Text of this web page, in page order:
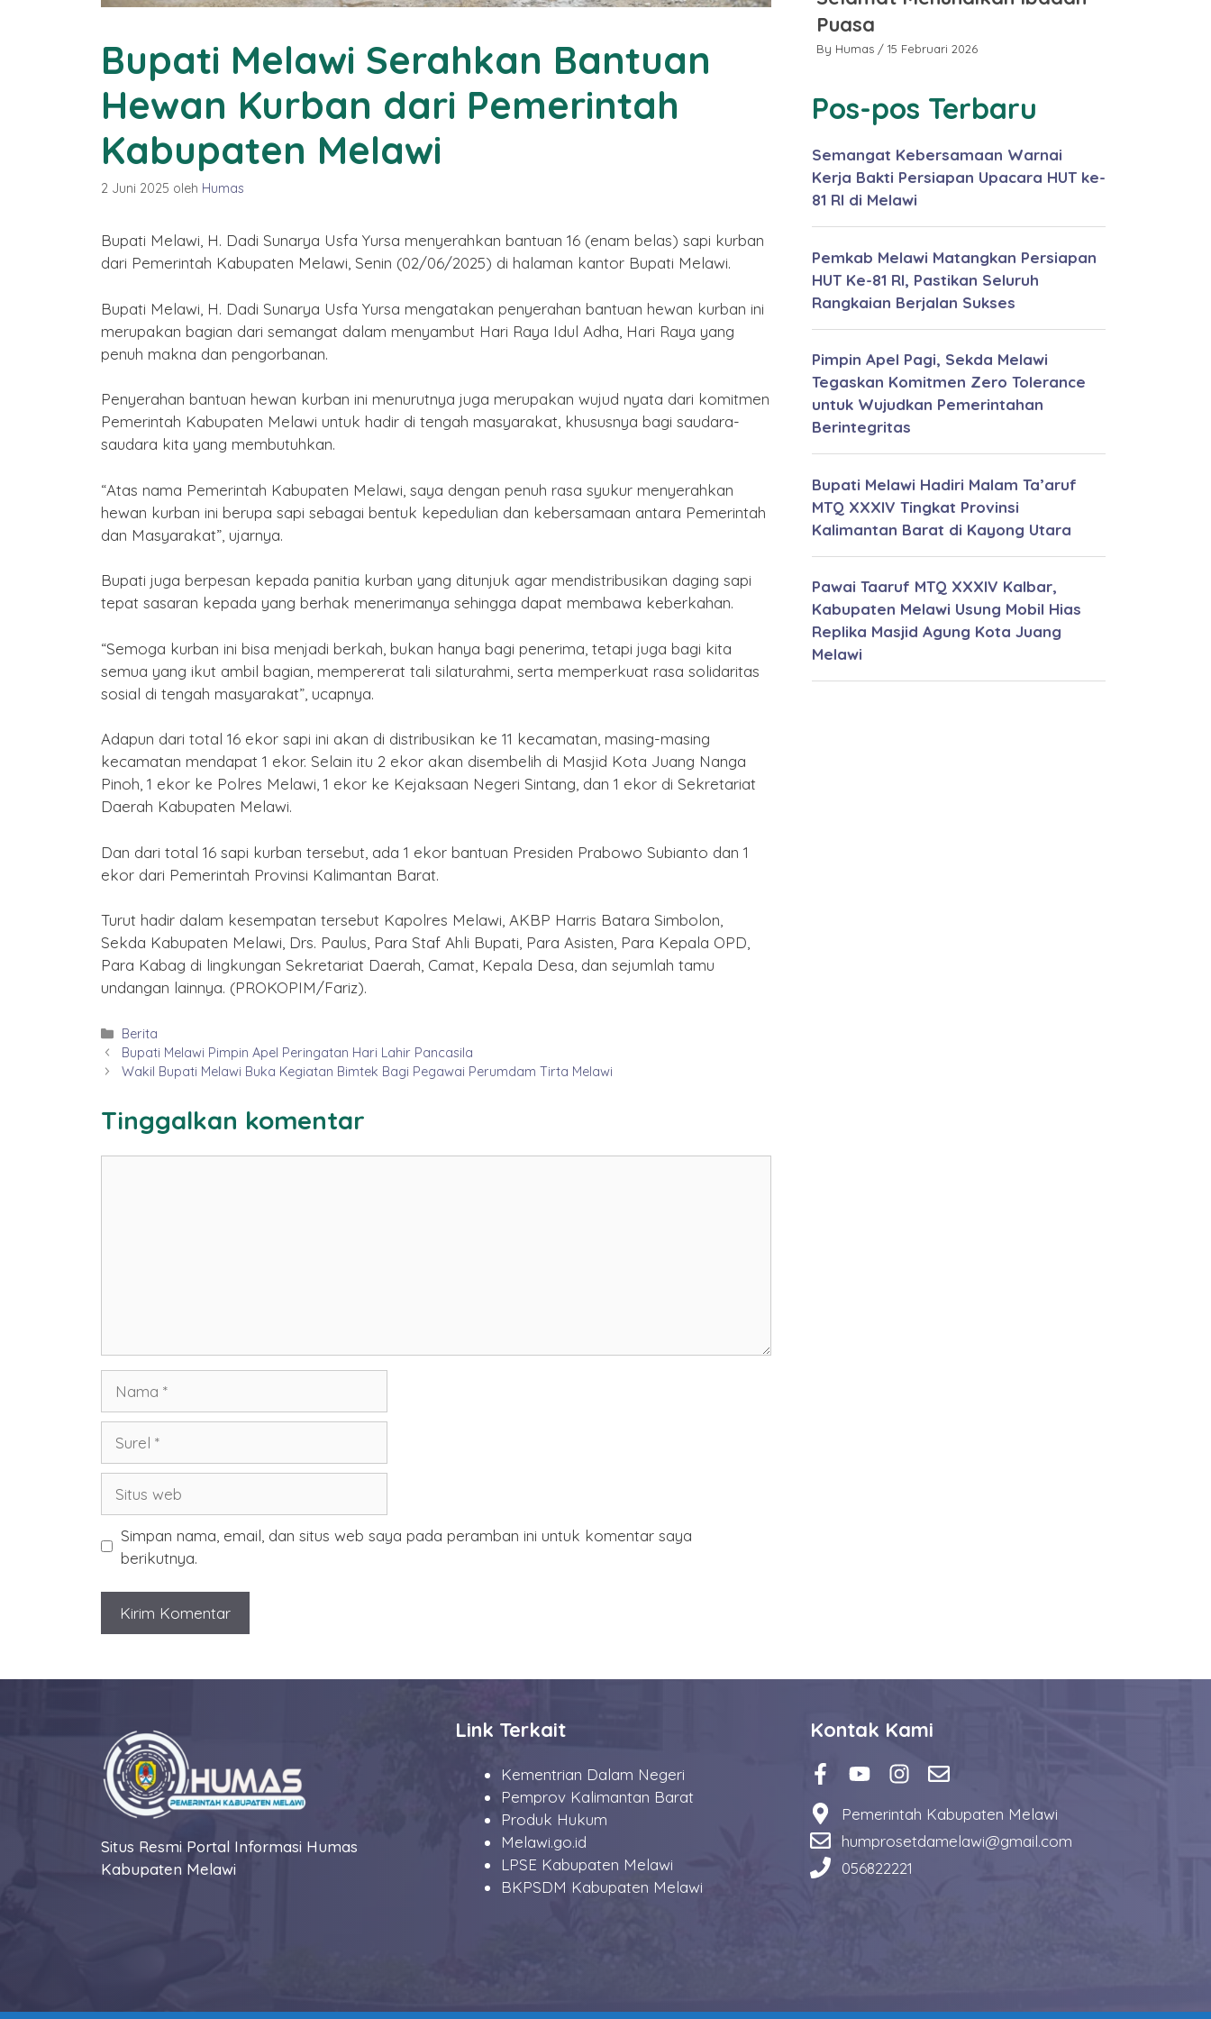
Bupati Melawi Serahkan Bantuan
Hewan Kurban dari Pemerintah
Kabupaten Melawi
2 Juni 2025 oleh Humas
Bupati Melawi, H. Dadi Sunarya Usfa Yursa menyerahkan bantuan 16 (enam belas) sapi kurban
dari Pemerintah Kabupaten Melawi, Senin (02/06/2025) di halaman kantor Bupati Melawi.
Bupati Melawi, H. Dadi Sunarya Usfa Yursa mengatakan penyerahan bantuan hewan kurban ini
merupakan bagian dari semangat dalam menyambut Hari Raya Idul Adha, Hari Raya yang
penuh makna dan pengorbanan.
Penyerahan bantuan hewan kurban ini menurutnya juga merupakan wujud nyata dari komitmen
Pemerintah Kabupaten Melawi untuk hadir di tengah masyarakat, khususnya bagi saudara-
saudara kita yang membutuhkan.
“Atas nama Pemerintah Kabupaten Melawi, saya dengan penuh rasa syukur menyerahkan
hewan kurban ini berupa sapi sebagai bentuk kepedulian dan kebersamaan antara Pemerintah
dan Masyarakat”, ujarnya.
Bupati juga berpesan kepada panitia kurban yang ditunjuk agar mendistribusikan daging sapi
tepat sasaran kepada yang berhak menerimanya sehingga dapat membawa keberkahan.
“Semoga kurban ini bisa menjadi berkah, bukan hanya bagi penerima, tetapi juga bagi kita
semua yang ikut ambil bagian, mempererat tali silaturahmi, serta memperkuat rasa solidaritas
sosial di tengah masyarakat”, ucapnya.
Adapun dari total 16 ekor sapi ini akan di distribusikan ke 11 kecamatan, masing-masing
kecamatan mendapat 1 ekor. Selain itu 2 ekor akan disembelih di Masjid Kota Juang Nanga
Pinoh, 1 ekor ke Polres Melawi, 1 ekor ke Kejaksaan Negeri Sintang, dan 1 ekor di Sekretariat
Daerah Kabupaten Melawi.
Dan dari total 16 sapi kurban tersebut, ada 1 ekor bantuan Presiden Prabowo Subianto dan 1
ekor dari Pemerintah Provinsi Kalimantan Barat.
Turut hadir dalam kesempatan tersebut Kapolres Melawi, AKBP Harris Batara Simbolon,
Sekda Kabupaten Melawi, Drs. Paulus, Para Staf Ahli Bupati, Para Asisten, Para Kepala OPD,
Para Kabag di lingkungan Sekretariat Daerah, Camat, Kepala Desa, dan sejumlah tamu
undangan lainnya. (PROKOPIM/Fariz).
Kategori
Berita
Bupati Melawi Pimpin Apel Peringatan Hari Lahir Pancasila
Wakil Bupati Melawi Buka Kegiatan Bimtek Bagi Pegawai Perumdam Tirta Melawi
Tinggalkan komentar
web
Simpan nama, email, dan situs web saya pada peramban ini untuk komentar saya
berikutnya.
By Humas / 15 Februari 2026 By Humas/ 15 Februari 2026
Puasa
By Humas / 15 Februari 2026
Pos-pos Terbaru
Semangat Kebersamaan Warnai
Kerja Bakti Persiapan Upacara HUT ke-
81 RI di Melawi
Pemkab Melawi Matangkan Persiapan
HUT Ke-81 RI, Pastikan Seluruh
Rangkaian Berjalan Sukses
Pimpin Apel Pagi, Sekda Melawi
Tegaskan Komitmen Zero Tolerance
untuk Wujudkan Pemerintahan
Berintegritas
Bupati Melawi Hadiri Malam Ta’aruf
MTQ XXXIV Tingkat Provinsi
Kalimantan Barat di Kayong Utara
Pawai Taaruf MTQ XXXIV Kalbar,
Kabupaten Melawi Usung Mobil Hias
Replika Masjid Agung Kota Juang
Melawi
Situs Resmi Portal Informasi Humas
Kabupaten Melawi
Link Terkait
Kementrian Dalam Negeri
Pemprov Kalimantan Barat
Produk Hukum
Melawi.go.id
LPSE Kabupaten Melawi
BKPSDM Kabupaten Melawi
Kontak Kami
Pemerintah Kabupaten Melawi
humprosetdamelawi@gmail.com
056822221